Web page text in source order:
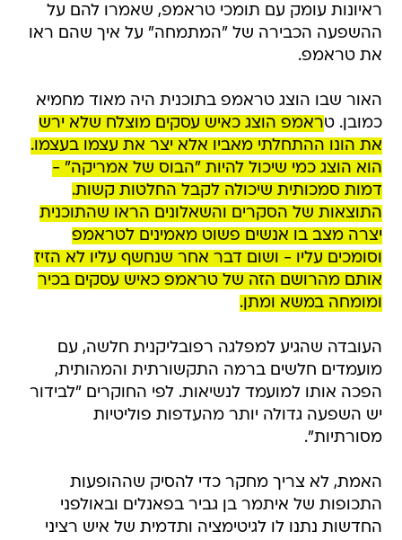
ראיונות עומק עם תומכי טראמפ, שאמרו להם על
ההשפעה הכבירה של "המתמחה" על איך שהם ראו
את טראמפ.
האור שבו הוצג טראמפ בתוכנית היה מאוד מחמיא
כמובן. טראמפ הוצג כאיש עסקים מוצלח שלא ירש
את הונו ההתחלתי מאביו אלא יצר את עצמו בעצמו.
הוא הוצג כמי שיכול להיות "הבוס של אמריקה" -
דמות סמכותית שיכולה לקבל החלטות קשות.
התוצאות של הסקרים והשאלונים הראו שהתוכנית
יצרה מצב בו אנשים פשוט מאמינים לטראמפ
וסומכים עליו - ושום דבר אחר שנחשף עליו לא הזיז
אותם מהרושם הזה של טראמפ כאיש עסקים בכיר
ומומחה במשא ומתן.
העובדה שהגיע למפלגה רפובליקנית חלשה, עם
מועמדים חלשים ברמה התקשורתית והמהותית,
הפכה אותו למועמד לנשיאות. לפי החוקרים "לבידור
יש השפעה גדולה יותר מהעדפות פוליטיות
מסורתיות".
האמת, לא צריך מחקר כדי להסיק שההופעות
התכופות של איתמר בן גביר בפאנלים ובאולפני
החדשות נתנו לו לגיטימציה ותדמית של איש רציני